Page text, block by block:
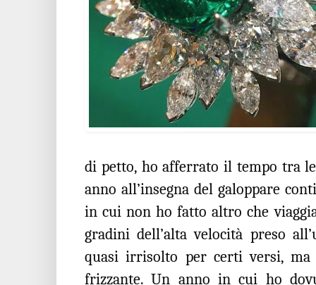
di petto, ho afferrato il tempo tra
anno all’insegna del galoppare
in cui non ho fatto altro che
gradini dell’alta velocità preso
quasi irrisolto per certi versi,
frizzante. Un anno in cui ho